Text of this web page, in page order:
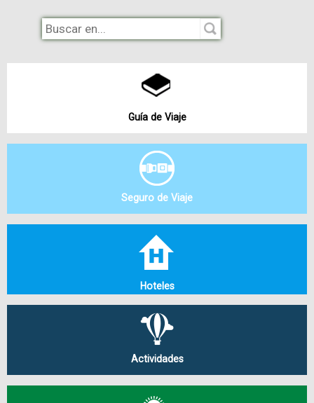
disposición para que vivas un día mágico que recordarás
siempre.
Salidas desde Playa El Tirano.
Para información y reservas contáctalos por tu medio
preferido: teléfono, whatsapp, redes sociales.
Si quieres conocer más de Margarita puedes visitar también
Guía de Viajesen los siguientes enlaces:
Guía de Viaje
Seguro de Viaje
Hoteles
Actividades